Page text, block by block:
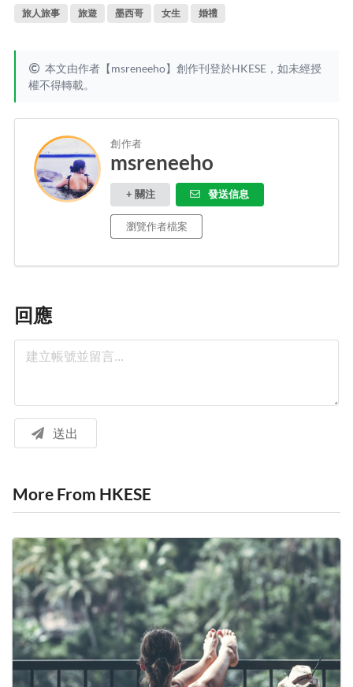
旅人旅事 旅遊 墨西哥 女生 婚禮
本文由作者【msreneeho】創作刊登於HKESE，如未經授
權不得轉載。
創作者
msreneeho
+ 關注 發送信息
瀏覽作者檔案
回應
送出
More From HKESE